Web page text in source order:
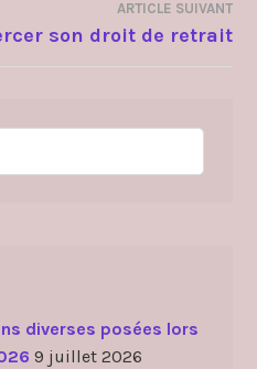
ARTICLE SUIVANT
son droit de retrait
diverses posées lors
9 juillet 2026